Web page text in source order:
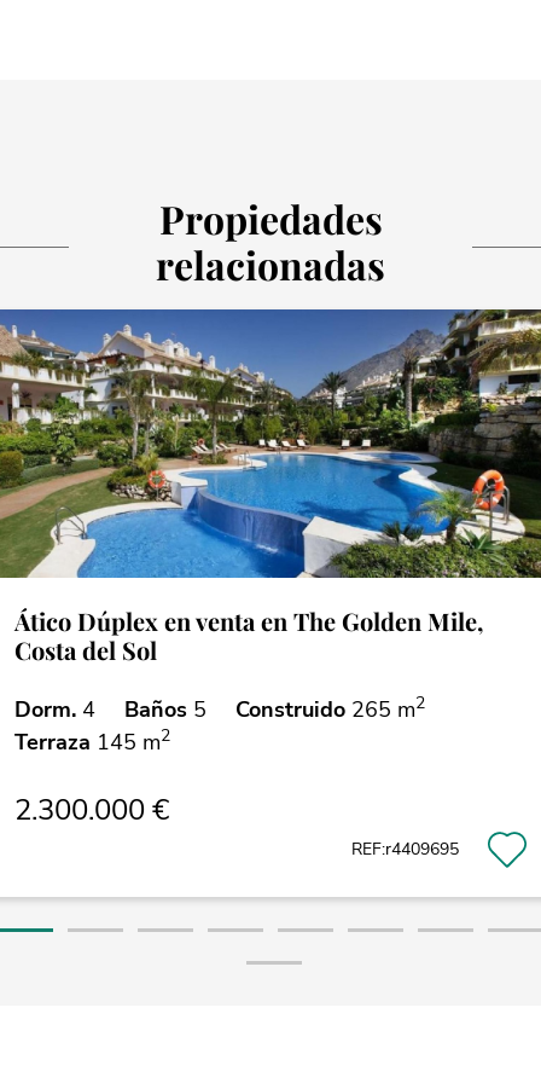
Propiedades
relacionadas
Ático Dúplex en venta en The Golden Mile,
Costa del Sol
Dorm. 4 Baños 5 Construido 265 m2
Terraza 145 m2
2.300.000 €
REF:r4409695